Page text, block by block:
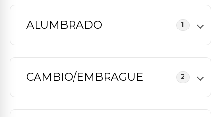
ALUMBRADO 1
CAMBIO/EMBRAGUE 2